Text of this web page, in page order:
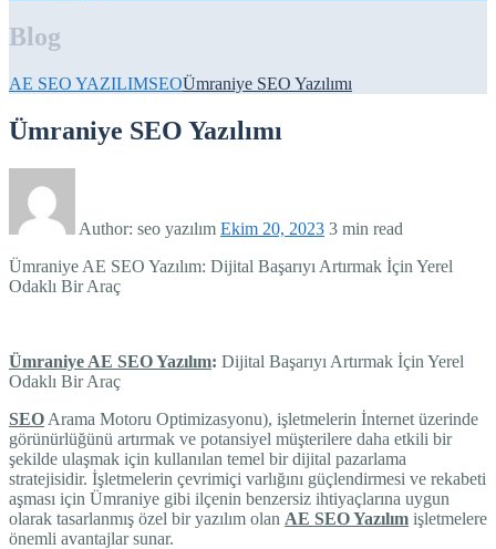
Blog
AE SEO YAZILIMSEOÜmraniye SEO Yazılımı
Ümraniye SEO Yazılımı
Author: seo yazılım Ekim 20, 2023 3 min read
Ümraniye AE SEO Yazılım: Dijital Başarıyı Artırmak İçin Yerel
Odaklı Bir Araç
Ümraniye AE SEO Yazılım: Dijital Başarıyı Artırmak İçin Yerel
Odaklı Bir Araç
SEO Arama Motoru Optimizasyonu), işletmelerin İnternet üzerinde
görünürlüğünü artırmak ve potansiyel müşterilere daha etkili bir
şekilde ulaşmak için kullanılan temel bir dijital pazarlama
stratejisidir. İşletmelerin çevrimiçi varlığını güçlendirmesi ve rekabeti
aşması için Ümraniye gibi ilçenin benzersiz ihtiyaçlarına uygun
olarak tasarlanmış özel bir yazılım olan AE SEO Yazılım işletmelere
önemli avantajlar sunar.